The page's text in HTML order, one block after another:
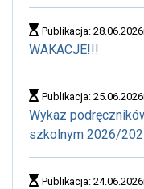
Publikacja:
WAKACJE!!!
Publikacja:
Wykaz
szkolnym 2026/
Publikacja: